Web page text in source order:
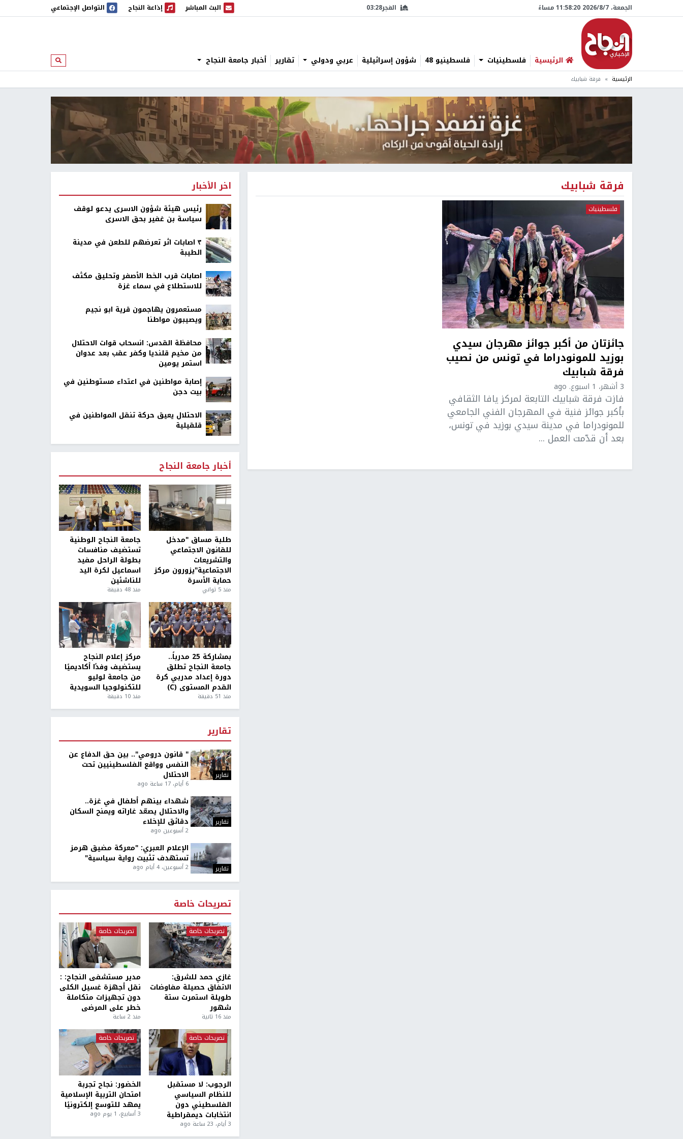
الجمعة، 7/‏8/‏2026 11:58:20 مساءً الفجر03:28 البث المباشر
البث المباشر إذاعة النجاح
إذاعة النجاح التواصل الإجتماعي
الرئيسية فلسطينيات فلسطينيو 48 شؤون إسرائيلية عربي ودولي تقارير أخبار جامعة النجاح ابحث
الرئيسية فرقة شبابيك
فرقة شبابيك
فلسطينيات
جائزتان من أكبر جوائز مهرجان سيدي
بوزيد للمونودراما في تونس من نصيب
فرقة شبابيك
3 أشهر، 1 اسبوع. ago
فازت فرقة شبابيك التابعة لمركز يافا الثقافي
بأكبر جوائز فنية في المهرجان الفني الجامعي
للمونودراما في مدينة سيدي بوزيد في تونس،
بعد أن قدّمت العمل ...
اخر الأخبار
رئيس هيئة شؤون الاسرى يدعو لوقف
سياسة بن غفير بحق الاسرى
٣ اصابات اثر تعرضهم للطعن في مدينة
الطيبة
اصابات قرب الخط الأصفر وتحليق مكثف
للاستطلاع في سماء غزة
مستعمرون يهاجمون قرية ابو نجيم
ويصيبون مواطنا
محافظة القدس: انسحاب قوات الاحتلال
من مخيم قلنديا وكفر عقب بعد عدوان
استمر يومين
إصابة مواطنين في اعتداء مستوطنين في
بيت دجن
الاحتلال يعيق حركة تنقل المواطنين في
قلقيلية
أخبار جامعة النجاح
طلبة مساق "مدخل
للقانون الاجتماعي
والتشريعات
الاجتماعية"يزورون مركز
حماية الأسرة
منذ 5 ثواني
جامعة النجاح الوطنية
تستضيف منافسات
بطولة الراحل مفيد
اسماعيل لكرة اليد
للناشئين
منذ 48 دقيقة
بمشاركة 25 مدرباً..
جامعة النجاح تطلق
دورة إعداد مدربي كرة
القدم المستوى (C)
منذ 51 دقيقة
مركز إعلام النجاح
يستضيف وفدًا أكاديميًا
من جامعة لوليو
للتكنولوجيا السويدية
منذ 10 دقيقة
تقارير
تقارير
" قانون درومي".. بين حق الدفاع عن
النفس وواقع الفلسطينيين تحت
الاحتلال
6 أيام، 17 ساعة ago
تقارير
شهداء بينهم أطفال في غزة..
والاحتلال يصعّد غاراته ويمنح السكان
دقائق للإخلاء
2 أسبوعين ago
تقارير
الإعلام العبري: "معركة مضيق هرمز
تستهدف تثبيت رواية سياسية"
2 أسبوعين، 4 أيام ago
تصريحات خاصة
تصريحات خاصة
غازي حمد للشرق:
الاتفاق حصيلة مفاوضات
طويلة استمرت ستة
شهور
منذ 16 ثانية
تصريحات خاصة
مدير مستشفى النجاح: :
نقل أجهزة غسيل الكلى
دون تجهيزات متكاملة
خطر على المرضى
منذ 2 ساعة
تصريحات خاصة
الرجوب: لا مستقبل
للنظام السياسي
الفلسطيني دون
انتخابات ديمقراطية
3 أيام، 23 ساعة ago
تصريحات خاصة
الخضور: نجاح تجربة
امتحان التربية الإسلامية
يمهد للتوسع إلكترونيًا
3 أسابيع، 1 يوم ago